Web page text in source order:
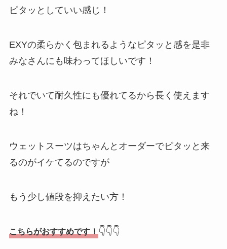
ピタッとしていい感じ！
EXYの柔らかく包まれるようなピタッと感を是非
みなさんにも味わってほしいです！
それでいて耐久性にも優れてるから長く使えます
ね！
ウェットスーツはちゃんとオーダーでピタッと来
るのがイケてるのですが
もう少し値段を抑えたい方！
こちらがおすすめです！ 👇👇👇